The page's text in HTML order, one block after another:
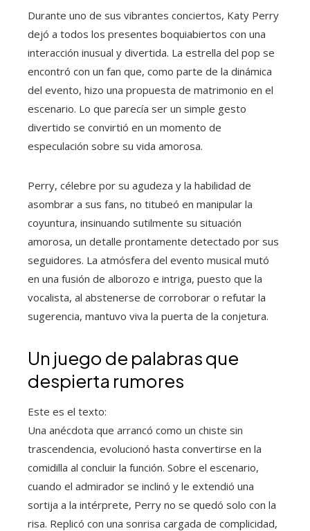
Durante uno de sus vibrantes conciertos, Katy Perry
dejó a todos los presentes boquiabiertos con una
interacción inusual y divertida. La estrella del pop se
encontró con un fan que, como parte de la dinámica
del evento, hizo una propuesta de matrimonio en el
escenario. Lo que parecía ser un simple gesto
divertido se convirtió en un momento de
especulación sobre su vida amorosa.
Perry, célebre por su agudeza y la habilidad de
asombrar a sus fans, no titubeó en manipular la
coyuntura, insinuando sutilmente su situación
amorosa, un detalle prontamente detectado por sus
seguidores. La atmósfera del evento musical mutó
en una fusión de alborozo e intriga, puesto que la
vocalista, al abstenerse de corroborar o refutar la
sugerencia, mantuvo viva la puerta de la conjetura.
Un juego de palabras que
despierta rumores
Este es el texto:
Una anécdota que arrancó como un chiste sin
trascendencia, evolucionó hasta convertirse en la
comidilla al concluir la función. Sobre el escenario,
cuando el admirador se inclinó y le extendió una
sortija a la intérprete, Perry no se quedó solo con la
risa. Replicó con una sonrisa cargada de complicidad,